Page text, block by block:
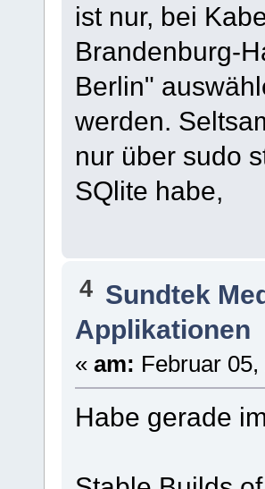
ist nur, bei
Brandenburg-
Berlin"
werden.
nur über sudo
SQlite habe,
4 Sundtek
Applikationen
« am: Februar
Habe gerade